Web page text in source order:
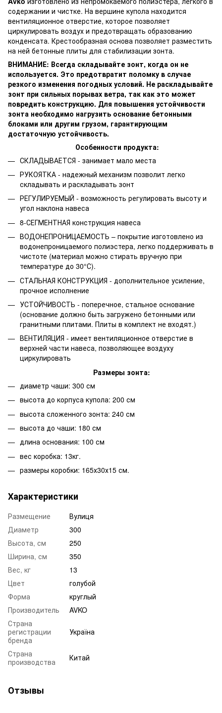
содержании и чистке. На вершине купола находится
вентиляционное отверстие, которое позволяет
циркулировать воздух и предотвращать образованию
конденсата. Крестообразная основа позволяет разместить
на ней бетонные плиты для стабилизации зонта.
ВНИМАНИЕ: Всегда складывайте зонт, когда он не
используется. Это предотвратит поломку в случае
резкого изменения погодных условий. Не раскладывайте
зонт при сильных порывах ветра, так как это может
повредить конструкцию. Для повышения устойчивости
зонта необходимо нагрузить основание бетонными
блоками или другим грузом, гарантирующим
достаточную устойчивость.
Особенности продукта:
СКЛАДЫВАЕТСЯ - занимает мало места
РУКОЯТКА - надежный механизм позволит легко
складывать и раскладывать зонт
РЕГУЛИРУЕМЫЙ - возможность регулировать высоту и
угол наклона навеса
8-СЕГМЕНТНАЯ конструкция навеса
ВОДОНЕПРОНИЦАЕМОСТЬ – покрытие изготовлено из
водонепроницаемого полиэстера, легко поддерживать в
чистоте (материал можно стирать вручную при
температуре до 30°С).
СТАЛЬНАЯ КОНСТРУКЦИЯ - дополнительное усиление,
прочное исполнение
УСТОЙЧИВОСТЬ - поперечное, стальное основание
(основание должно быть загружено бетонными или
гранитными плитами. Плиты в комплект не входят.)
ВЕНТИЛЯЦИЯ - имеет вентиляционное отверстие в
верхней части навеса, позволяющее воздуху
циркулировать
Размеры зонта:
диаметр чаши: 300 см
высота до корпуса купола: 200 см
высота сложенного зонта: 240 см
высота до чаши: 180 см
длина основания: 100 см
вес коробка: 13кг.
размеры коробки: 165х30х15 см.
Характеристики
Размещение
Вулиця
Диаметр
300
Высота, см
250
Ширина, см
350
Вес, кг
13
Цвет
голубой
Форма
круглый
Производитель
AVKO
Страна
регистрации
бренда
Україна
Страна
производства
Китай
Отзывы